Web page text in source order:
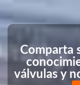
Comparta
válvulas y